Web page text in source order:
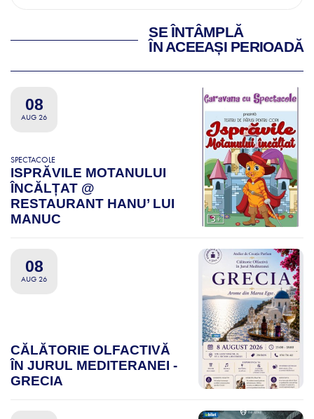
SE ÎNTÂMPLĂ
ÎN ACEEAȘI PERIOADĂ
08
AUG 26
SPECTACOLE
ISPRĂVILE MOTANULUI
ÎNCĂLȚAT @
RESTAURANT HANU’ LUI
MANUC
08
AUG 26
CĂLĂTORIE OLFACTIVĂ
ÎN JURUL MEDITERANEI -
GRECIA